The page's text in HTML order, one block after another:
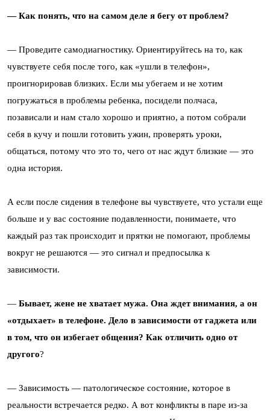
— Как понять, что на самом деле я бегу от проблем?
— Проведите самодиагностику. Ориентируйтесь на то, как
чувствуете себя после того, как «ушли в телефон»,
проигнорировав близких. Если мы убегаем и не хотим
погружаться в проблемы ребенка, посидели полчаса,
позависали и нам стало хорошо и приятно, а потом собрали
себя в кучу и пошли готовить ужин, проверять уроки,
общаться, потому что это то, чего от нас ждут близкие — это
одна история.
А если после сидения в телефоне вы чувствуете, что устали еще
больше и у вас состояние подавленности, понимаете, что
каждый раз так происходит и прятки не помогают, проблемы
вокруг не решаются — это сигнал и предпосылка к
зависимости.
— Бывает, жене не хватает мужа. Она ждет внимания, а он
«отдыхает» в телефоне. Дело в зависимости от гаджета или
в том, что он избегает общения? Как отличить одно от
другого?
— Зависимость — патологическое состояние, которое в
реальности встречается редко. А вот конфликты в паре из-за